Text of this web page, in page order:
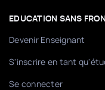
EDUCATION SANS
Devenir Enseignant
S'inscrire en tant
Se connecter